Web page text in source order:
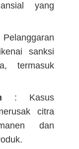
yang
sanksi
termasuk
: Kasus
citra
dan